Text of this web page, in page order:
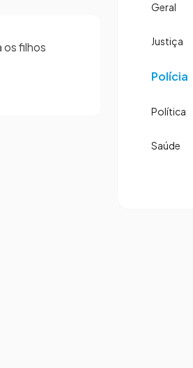
os filhos
Geral
Justiça
Polícia
Política
Saúde